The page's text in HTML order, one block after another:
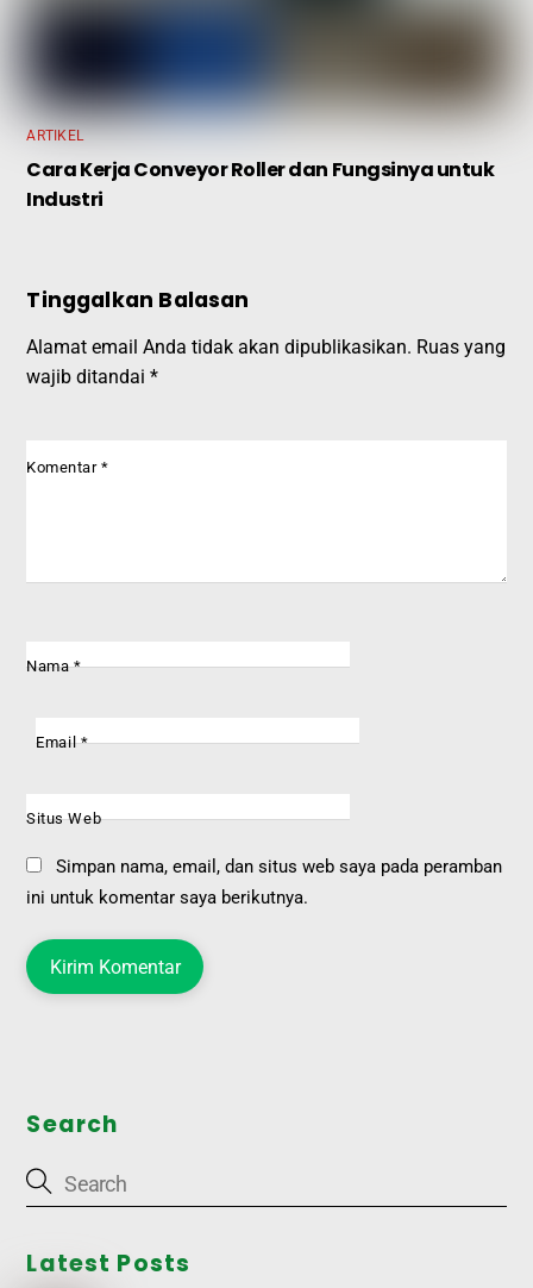
ARTIKEL
Cara Kerja Conveyor Roller dan Fungsinya untuk
Industri
Tinggalkan Balasan
Alamat email Anda tidak akan dipublikasikan. Ruas yang
wajib ditandai*
Komentar*
Nama*
Email*
Situs Web
Simpan nama, email, dan situs web saya pada peramban
ini untuk komentar saya berikutnya.
Search
Latest Posts